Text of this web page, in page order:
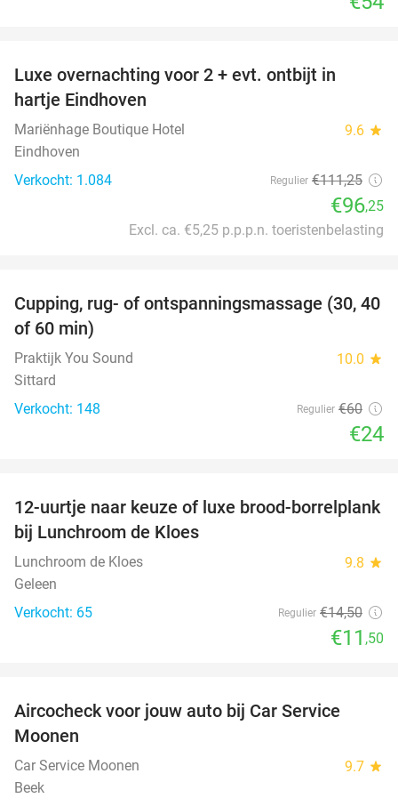
Luxe overnachting voor 2 + evt. ontbijt in
hartje Eindhoven
Mariënhage Boutique Hotel 9.6 star
Eindhoven
Verkocht: 1.084
Regulier €111,25
€96,25
Excl. ca. €5,25 p.p.p.n. toeristenbelasting
60%
Cupping, rug- of ontspanningsmassage (30, 40
of 60 min)
Praktijk You Sound 10.0 star
Sittard
Verkocht: 148
Regulier €60
€24
21%
12-uurtje naar keuze of luxe brood-borrelplank
bij Lunchroom de Kloes
Lunchroom de Kloes 9.8 star
Geleen
Verkocht: 65
Regulier €14,50
€11 ,50
Aircocheck voor jouw auto bij Car Service
Moonen
Car Service Moonen 9.7 star
Beek